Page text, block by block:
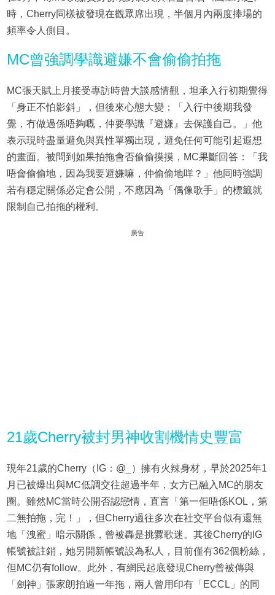
時，Cherry同樣被發現在觀眾席出現，半個月內兩度捧場的
頻率令人側目。
MC曾強調學識避嫌不會偷偷拍拖
MC張天賦上月接受專訪時曾大談感情觀，坦承入行初期覺得
「身正不怕影斜」，但後來心態大變：「入行中後期我發
覺，冇做過係唔夠嘅，仲要學識『避嫌』去保護自己。」他
表示現時盡量避免與異性單獨出現，避免任何可能引起遐想
的畫面。被問到如果拍拖會否偷偷摸摸，MC果斷回答：「我
唔會偷偷地，因為我要避嫌嘛，仲偷偷地咩？」他同時強調
若有穩定關係必定會公開，不應因為「偶像歌手」的標籤就
限制自己拍拖的權利。
廣告
21歲Cherry被封男神收割機情史豐富
現年21歲的Cherry（IG：@_）擁有火辣身材，早於2025年1
月已被爆出與MC低調交往超過半年，女方已融入MC的朋友
圈。雖然MC當時公開否認戀情，直言「第一佢唔係KOL，第
二無拍拖，完！」，但Cherry過往多次在社交平台似有還無
地「洩蜜」暗示關係，曾被轟是挑釁歌迷。其後Cherry的IG
帳號被註銷，她另開新帳號設為私人，目前僅有362個粉絲，
但MC仍有follow。此外，有網民起底發現Cherry曾被傳與
「劍神」張家朗拍過一年拖，兩人曾用印有「ECCL」的同